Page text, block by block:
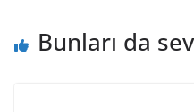
Bunları da